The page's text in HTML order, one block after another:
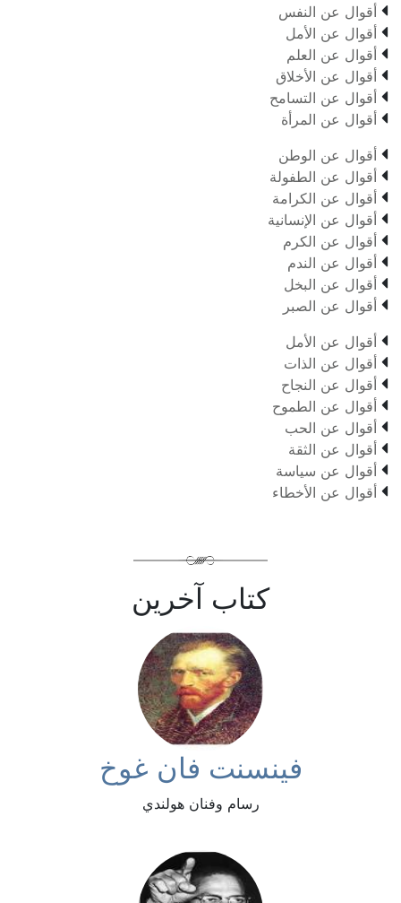
 أقوال عن النفس
 أقوال عن الأمل
 أقوال عن العلم
 أقوال عن الأخلاق
 أقوال عن التسامح
 أقوال عن المرأة
 أقوال عن الوطن
 أقوال عن الطفولة
 أقوال عن الكرامة
 أقوال عن الإنسانية
 أقوال عن الكرم
 أقوال عن الندم
 أقوال عن البخل
 أقوال عن الصبر
 أقوال عن الأمل
 أقوال عن الذات
 أقوال عن النجاح
 أقوال عن الطموح
 أقوال عن الحب
 أقوال عن الثقة
 أقوال عن سياسة
 أقوال عن الأخطاء
كتاب آخرين
فينسنت فان غوخ
رسام وفنان هولندي